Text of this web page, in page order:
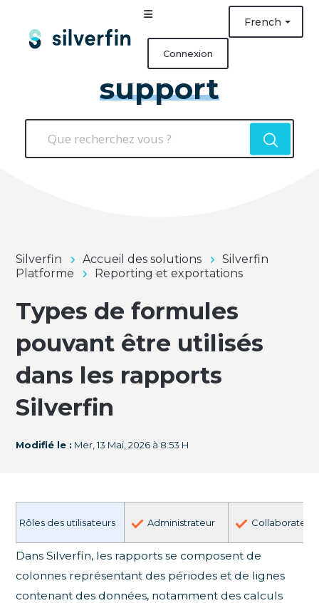
French
Connexion
support
Silverfin Accueil des solutions
Silverfin
Platforme
Reporting et exportations
Types de formules
pouvant être utilisés
dans les rapports
Silverfin
Modifié le : Mer, 13 Mai, 2026 à 8:53 H
Rôles des utilisateurs Administrateur Collaborateur
Dans Silverfin, les rapports se composent de
colonnes représentant des périodes et de lignes
contenant des données, notamment des calculs